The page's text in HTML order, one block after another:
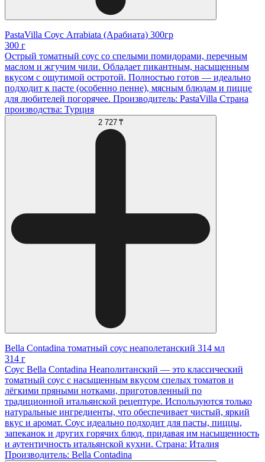
PastaVilla Соус Arrabiata (Арабиата) 300гр
300 г
Острый томатный соус со спелыми помидорами, перечным
маслом и жгучим чили. Обладает пикантным, насыщенным
вкусом с ощутимой остротой. Полностью готов — идеально
подходит к пасте (особенно пенне), мясным блюдам и пицце
для любителей погорячее. Производитель: PastaVilla Страна
производства: Турция
2 727 ₸
Bella Contadina томатный соус неаполетанский 314 мл
314 г
Соус Bella Contadina Неаполитанский — это классический
томатный соус с насыщенным вкусом спелых томатов и
лёгкими пряными нотками, приготовленный по
традиционной итальянской рецептуре. Используются только
натуральные ингредиенты, что обеспечивает чистый, яркий
вкус и аромат. Соус идеально подходит для пасты, пиццы,
запеканок и других горячих блюд, придавая им насыщенность
и аутентичность итальянской кухни. Страна: Италия
Производитель: Bella Contadina